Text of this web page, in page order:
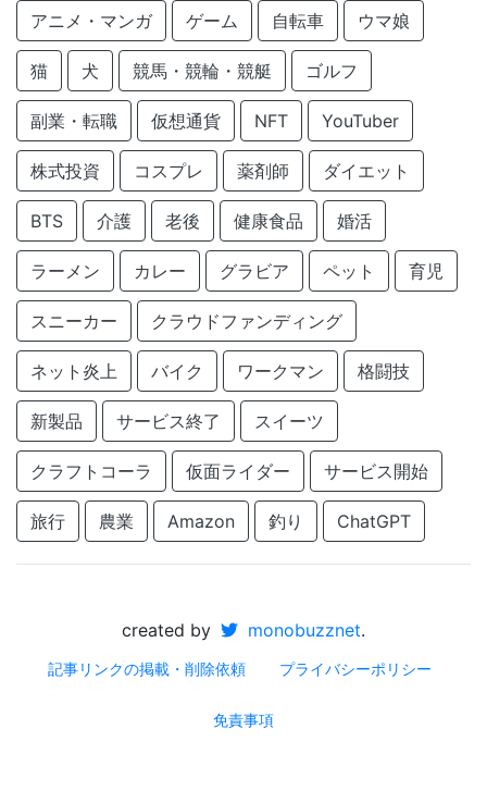
アニメ・マンガ ゲーム 自転車 ウマ娘
猫 犬 競馬・競輪・競艇 ゴルフ
副業・転職 仮想通貨 NFT YouTuber
株式投資 コスプレ 薬剤師 ダイエット
BTS 介護 老後 健康食品 婚活
ラーメン カレー グラビア ペット 育児
スニーカー クラウドファンディング
ネット炎上 バイク ワークマン 格闘技
新製品 サービス終了 スイーツ
クラフトコーラ 仮面ライダー サービス開始
旅行 農業 Amazon 釣り ChatGPT
created by monobuzznet.
記事リンクの掲載・削除依頼 プライバシーポリシー
免責事項